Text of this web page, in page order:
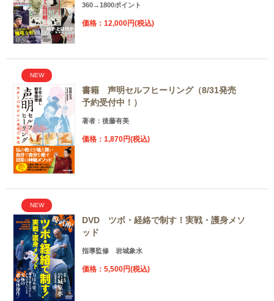
360→1800ポイント
価格：12,000円(税込)
NEW
書籍 声明セルフヒーリング（8/31発売
予約受付中！）
著者：後藤有美
価格：1,870円(税込)
NEW
DVD ツボ・経絡で制す！実戦・護身メソ
ッド
指導監修 岩城象水
価格：5,500円(税込)